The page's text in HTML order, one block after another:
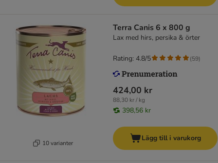
10 varianter
Terra Canis 6 x 800 g
Lax med hirs, persika & örter
424,00 kr
88,30 kr / kg
398,56 kr
Rating: 4.8/5 (59)
Lägg till i varukorg